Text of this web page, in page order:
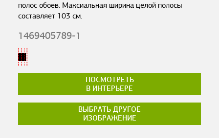
полос обоев. Максиальная ширина целой полосы
составляет 103 см.
1469405789-1
ПОСМОТРЕТЬ
В ИНТЕРЬЕРЕ
ВЫБРАТЬ ДРУГОЕ
ИЗОБРАЖЕНИЕ